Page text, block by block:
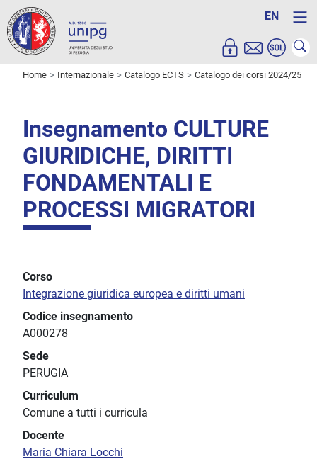
EN
Home Internazionale Catalogo ECTS Catalogo dei corsi 2024/25
Insegnamento CULTURE
GIURIDICHE, DIRITTI
FONDAMENTALI E
PROCESSI MIGRATORI
Corso
Integrazione giuridica europea e diritti umani
Codice insegnamento
A000278
Sede
PERUGIA
Curriculum
Comune a tutti i curricula
Docente
Maria Chiara Locchi